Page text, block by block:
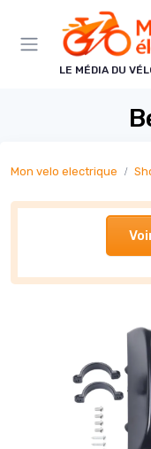
LE MÉDIA DU
Mon velo electrique
Panneau de gestion